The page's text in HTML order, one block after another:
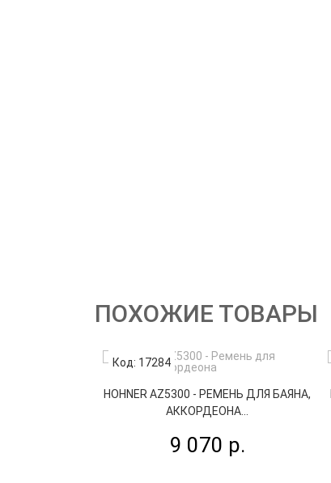
ПОХОЖИЕ ТОВАРЫ
Код: 17284
HOHNER AZ5300 - РЕМЕНЬ ДЛЯ БАЯНА,
АККОРДЕОНА...
9 070 р.